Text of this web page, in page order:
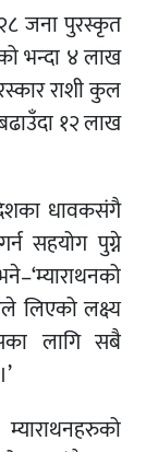
जना पुरस्कृत
भन्दा ४ लाख
राशी कुल
१२ लाख
देशका धावकसंगै
सहयोग पुग्ने
लिएको लक्ष्य
लागि सबै